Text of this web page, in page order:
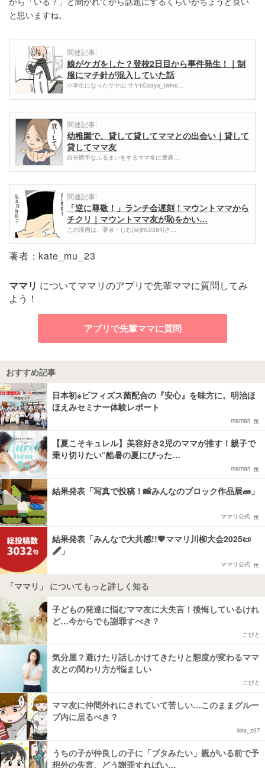
と思いますね。
関連記事:
娘がケガをした？登校2日目から事件発生！｜制
服にマチ針が混入していた話
小学生になったサヤ山 サヤ(Ⓒsaya_twins…
関連記事:
幼稚園で、貸して貸してママとの出会い｜貸して
貸してママ友
自分勝手なふるまいをするママ友に遭遇…
関連記事:
「逆に尊敬！」ランチ会遅刻！マウントママから
チクリ｜マウントママ友が恥をかい…
この漫画は、著者・じむ(＠jim.0384)さ…
著者：kate_mu_23
ママリ についてママリのアプリで先輩ママに質問してみ
よう！
アプリで先輩ママに質問
おすすめ記事
日本初※ビフィズス菌配合の『安心』を味方に。明治ほ
ほえみセミナー体験レポート
mamari
【夏こそキュレル】美容好き2児のママが推す！親子で
乗り切りたい“酷暑の夏にぴった…
mamari
結果発表「写真で投稿！📸みんなのブロック作品展🧱」
ママリ公式
結果発表「みんなで大共感!!💖ママリ川柳大会2025📜
🖋️」
ママリ公式
「ママリ」 についてもっと詳しく知る
子どもの発達に悩むママ友に大失言！後悔しているけれ
ど…今からでも謝罪すべき？
こびと
気分屋？避けたり話しかけてきたりと態度が変わるママ
友との関わり方が悩ましい
こびと
ママ友に仲間外れにされていて苦しい…このままグルー
プ内に居るべき？
kira_z07
うちの子が仲良しの子に「ブタみたい」親がいる前で予
想外の失言、どう謝罪すればい…